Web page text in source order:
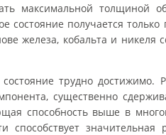
максимальной толщиной
состояние получается
железа, кобальта и никеля
трудно достижимо.
существенно
способность выше в
способствует